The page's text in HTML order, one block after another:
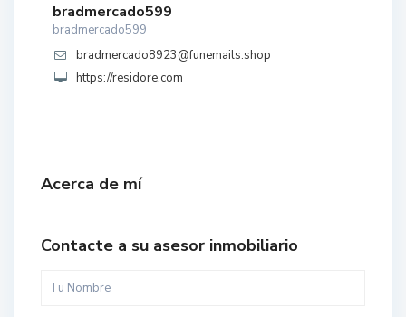
bradmercado599
bradmercado599
bradmercado8923@funemails.shop
https://residore.com
Acerca de mí
Contacte a su asesor inmobiliario